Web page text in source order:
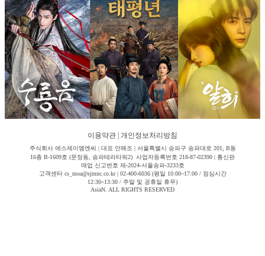
이용약관 개인정보처리방침
주식회사 에스제이엠엔씨 | 대표 안해조 | 서울특별시 송파구 송파대로 201, B동
16층 B-1609호 (문정동, 송파테라타워2) 사업자등록번호 218-87-02390 | 통신판
매업 신고번호 제-2024-서울송파-3233호
고객센터 cs_moa@sjmnc.co.kr | 02-400-6036 (평일 10:00~17:00 / 점심시간
12:30~13:30 / 주말 및 공휴일 휴무)
AsiaN. ALL RIGHTS RESERVED